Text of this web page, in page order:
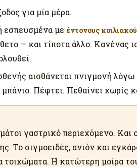
για μία μέρα.
εσπευσμένα με έντονους
— και τίποτα άλλο. Κανένας
αισθάνεται πνιγμονή
Πέφτει. Πεθαίνει χωρίς
γαστρικό περιεχόμενο.
Το σιγμοειδές, ανιόν και
τοιχώματα. Η κατώτερη μοίρα